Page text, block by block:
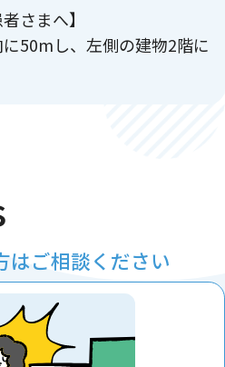
さまへ】
50mし、左側の建物2階に
OXさん上の立体駐車場も
パークになります。
300円分の利用券をお渡し
は駐車証明書を必ずお持
はご相談ください